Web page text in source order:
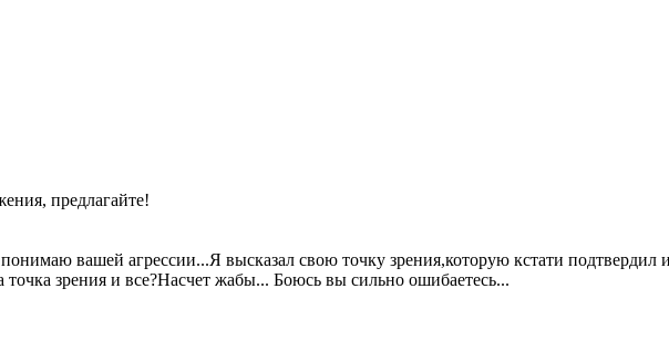
предлагайте!
вашей агрессии...Я высказал свою точку зрения,которую кстати подтвердил
точка зрения и все?Насчет жабы... Боюсь вы сильно ошибаетесь...